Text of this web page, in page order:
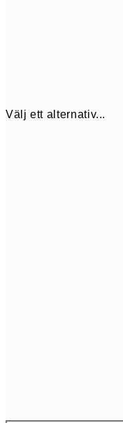
Välj ett alternativ...